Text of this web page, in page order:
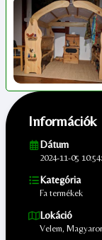
Információk
Dátum
2024-11-05
Kategória
Fa termékek
Lokáció
Velem,